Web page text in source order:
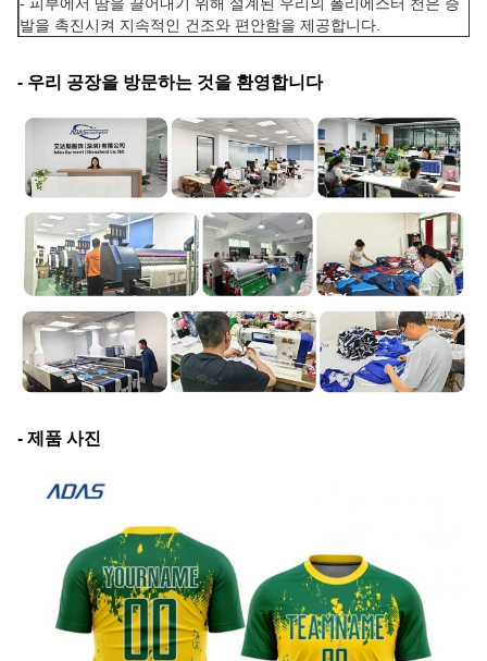
발을 촉진시켜 지속적인 건조와 편안함을 제공합니다.
- 우리 공장을 방문하는 것을 환영합니다
- 제품 사진